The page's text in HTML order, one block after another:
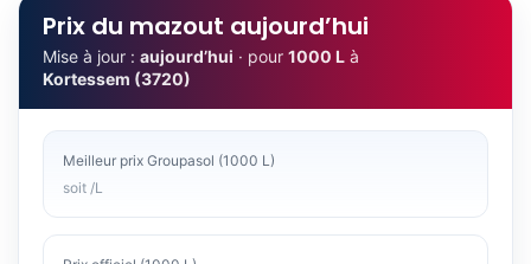
Prix du mazout aujourd’hui
Mise à jour : aujourd’hui · pour 1000 L à
Kortessem (3720)
Meilleur prix Groupasol (1000 L)
soit /L